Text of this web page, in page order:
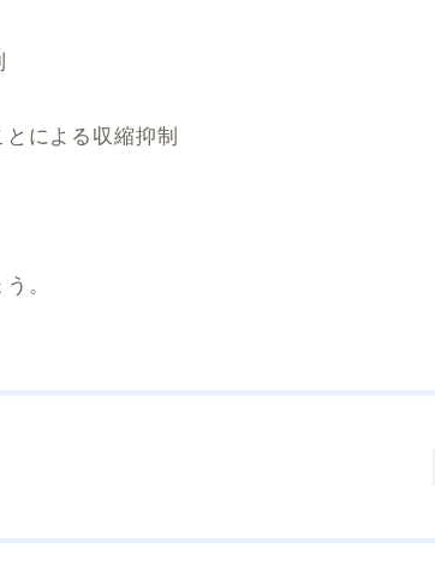
による収縮抑制
。